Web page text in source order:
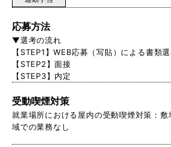
応募方法
▼選考の流れ
【STEP1】WEB応募（写貼）による書類
【STEP2】面接
【STEP3】内定
受動喫煙対策
就業場所における屋内の受動喫煙対策：
域での業務なし